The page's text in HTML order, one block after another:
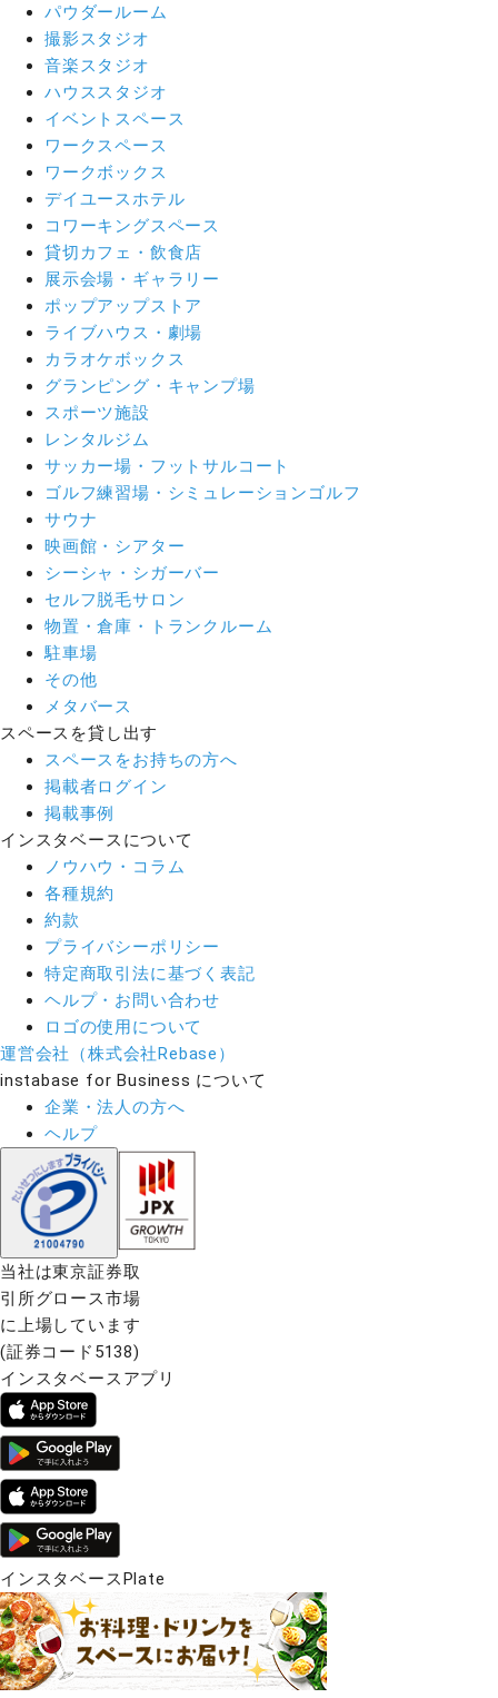
パウダールーム
撮影スタジオ
音楽スタジオ
ハウススタジオ
イベントスペース
ワークスペース
ワークボックス
デイユースホテル
コワーキングスペース
貸切カフェ・飲食店
展示会場・ギャラリー
ポップアップストア
ライブハウス・劇場
カラオケボックス
グランピング・キャンプ場
スポーツ施設
レンタルジム
サッカー場・フットサルコート
ゴルフ練習場・シミュレーションゴルフ
サウナ
映画館・シアター
シーシャ・シガーバー
セルフ脱毛サロン
物置・倉庫・トランクルーム
駐車場
その他
メタバース
スペースを貸し出す
スペースをお持ちの方へ
掲載者ログイン
掲載事例
インスタベースについて
ノウハウ・コラム
各種規約
約款
プライバシーポリシー
特定商取引法に基づく表記
ヘルプ・お問い合わせ
ロゴの使用について
運営会社（株式会社Rebase）
instabase for Business について
企業・法人の方へ
ヘルプ
当社は東京証券取
引所グロース市場
に上場しています
(証券コード5138)
インスタベースアプリ
インスタベースPlate